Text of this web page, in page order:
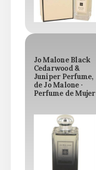
Jo Malone Black
Cedarwood &
Juniper Perfume,
de Jo Malone ·
Perfume de Mujer